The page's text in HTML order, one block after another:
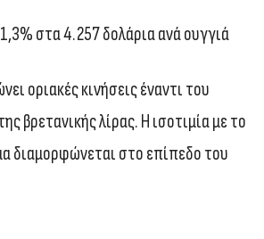
στα 4.257 δολάρια ανά ουγγιά
οριακές κινήσεις έναντι του
βρετανικής λίρας. Η ισοτιμία με το
διαμορφώνεται στο επίπεδο του